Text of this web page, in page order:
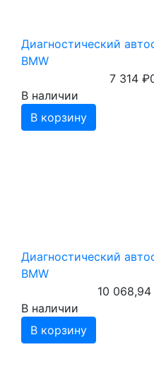
Диагностический
BMW
7 314 ₽
В наличии
В корзину
Диагностический
BMW
10 068,94
В наличии
В корзину